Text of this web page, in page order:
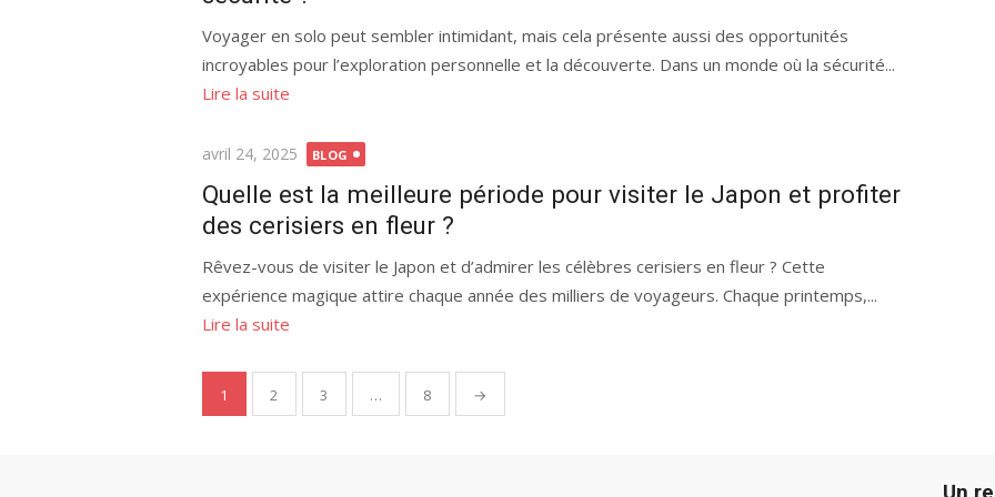
Voyager en solo peut sembler intimidant, mais cela présente aussi des opportunités
incroyables pour l’exploration personnelle et la découverte. Dans un monde où la sécurité...
Lire la suite
Publié
avril 24, 2025 BLOG
Quelle est la meilleure période pour visiter le Japon et profiter
des cerisiers en fleur ?
Rêvez-vous de visiter le Japon et d’admirer les célèbres cerisiers en fleur ? Cette
expérience magique attire chaque année des milliers de voyageurs. Chaque printemps,...
Lire la suite
Pagination
des
1 2 3 … 8 →